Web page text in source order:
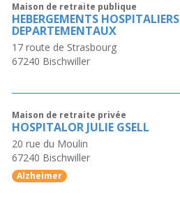
Maison de retraite publique
HEBERGEMENTS HOSPITALIERS
DEPARTEMENTAUX
17 route de Strasbourg
67240 Bischwiller
Maison de retraite privée
HOSPITALOR JULIE GSELL
20 rue du Moulin
67240 Bischwiller
Alzheimer